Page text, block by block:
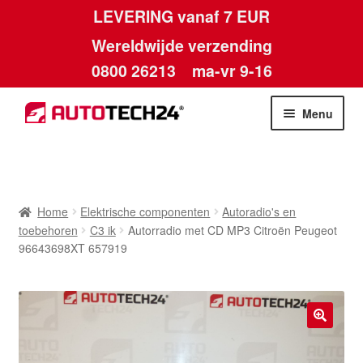
LEVERING vanaf 7 EUR
Wereldwijde verzending
0800 26213 ma-vr 9-16
Skip
to
Skip
to
Menu
Algemene voorwaarden
Betalingen
Home Elektrische componenten
Autoradio's en
toebehoren
C3 ik
Autorradio met CD MP3 Citroën Peugeot
96643698XT 657919